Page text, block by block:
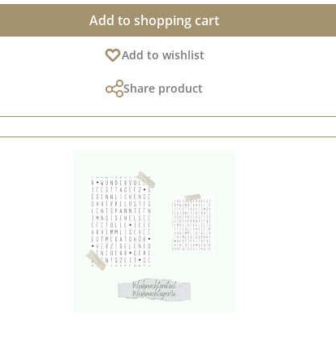
sanfter Seifenlauge reinigen. Damit erhalten sie ihre Klebekraft
Add to shopping cart
Add to wishlist
Share product